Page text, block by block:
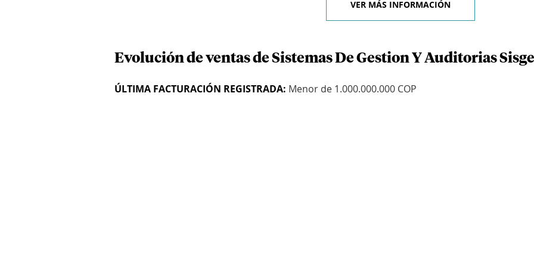
VER MÁS INFORMACIÓN
Evolución de ventas de Sistemas De Gestion Y Auditorias
ÚLTIMA FACTURACIÓN REGISTRADA: Menor de 1.000.000.000 COP